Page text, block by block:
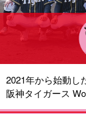
2021年から始動し
阪神タイガース